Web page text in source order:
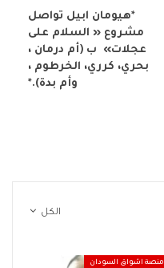
*هيومان ابيل تواصل
مشروع « السلام على
عجلات» ب (أم درمان ،
بحري، كرري، الخرطوم ،
وأم بدة).*
الكل
منصة اشواق السودان